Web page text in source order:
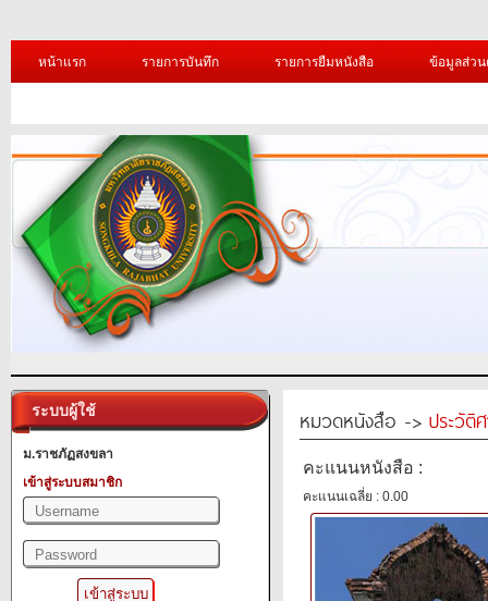
หน้าแรก รายการบันทึก รายการยืมหนังสือ ข้อมูลส่ว
ระบบผู้ใช้
ม.ราชภัฏสงขลา
เข้าสู่ระบบสมาชิก
หมวดหนังสือ -> ประวัติ
คะแนนหนังสือ :
คะแนนเฉลี่ย : 0.00